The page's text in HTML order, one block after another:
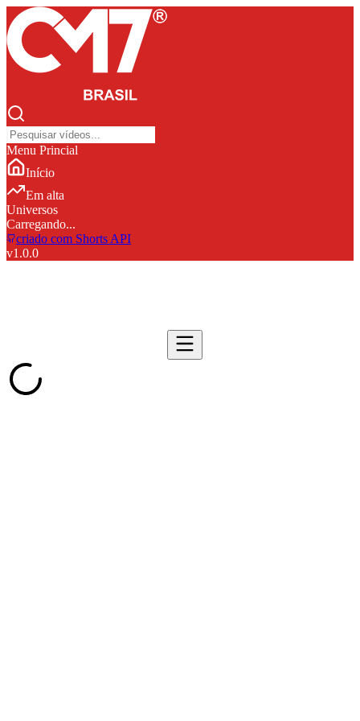
Menu Princial
Início
Em alta
Universos
Carregando...
criado com Shorts API
v1.0.0